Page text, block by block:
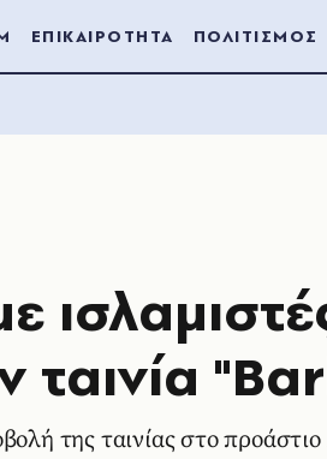
ΕΠΙΚΑΙΡΟΤΗΤΑ ΠΟΛΙΤΙΣΜΟΣ
της ταινίας στο